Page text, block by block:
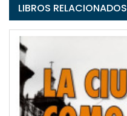
LIBROS RELACIONADOS